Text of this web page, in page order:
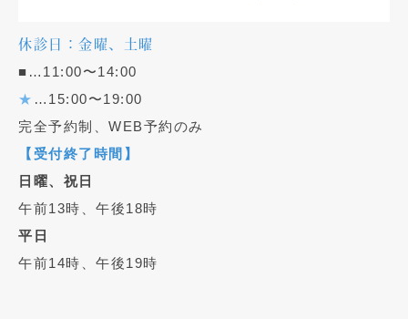
休診日：金曜、土曜
■…11:00〜14:00
★ …15:00〜19:00
完全予約制、WEB予約のみ
【受付終了時間】
日曜、祝日
午前13時、午後18時
平日
午前14時、午後19時